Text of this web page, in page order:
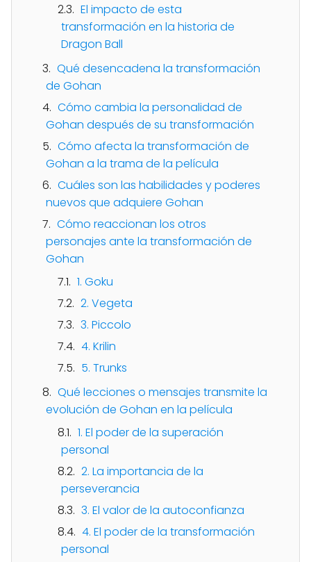
El impacto de esta
transformación en la historia de
Dragon Ball
Qué desencadena la transformación
de Gohan
Cómo cambia la personalidad de
Gohan después de su transformación
Cómo afecta la transformación de
Gohan a la trama de la película
Cuáles son las habilidades y poderes
nuevos que adquiere Gohan
Cómo reaccionan los otros
personajes ante la transformación de
Gohan
1. Goku
2. Vegeta
3. Piccolo
4. Krilin
5. Trunks
Qué lecciones o mensajes transmite la
evolución de Gohan en la película
1. El poder de la superación
personal
2. La importancia de la
perseverancia
3. El valor de la autoconfianza
4. El poder de la transformación
personal